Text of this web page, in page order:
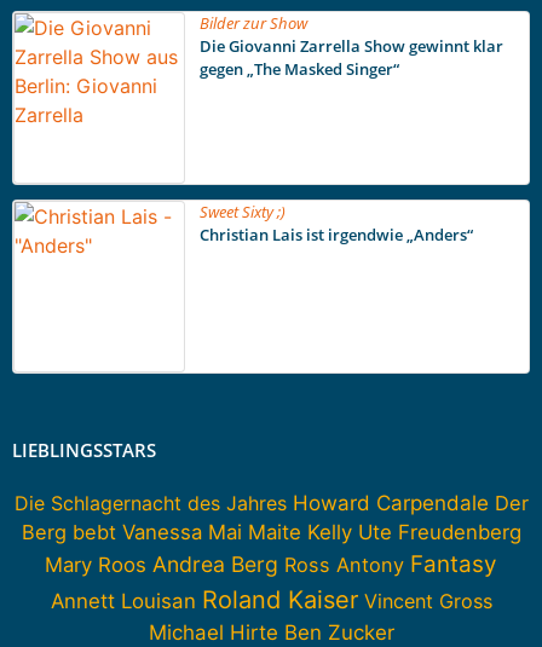
Bilder zur Show
Die Giovanni Zarrella Show gewinnt klar
gegen „The Masked Singer“
Sweet Sixty ;)
Christian Lais ist irgendwie „Anders“
LIEBLINGSSTARS
Die Schlagernacht des Jahres Howard Carpendale Der
Berg bebt Vanessa Mai Maite Kelly Ute Freudenberg
Mary Roos Andrea Berg Ross Antony Fantasy
Annett Louisan Roland Kaiser Vincent Gross
Michael Hirte Ben Zucker